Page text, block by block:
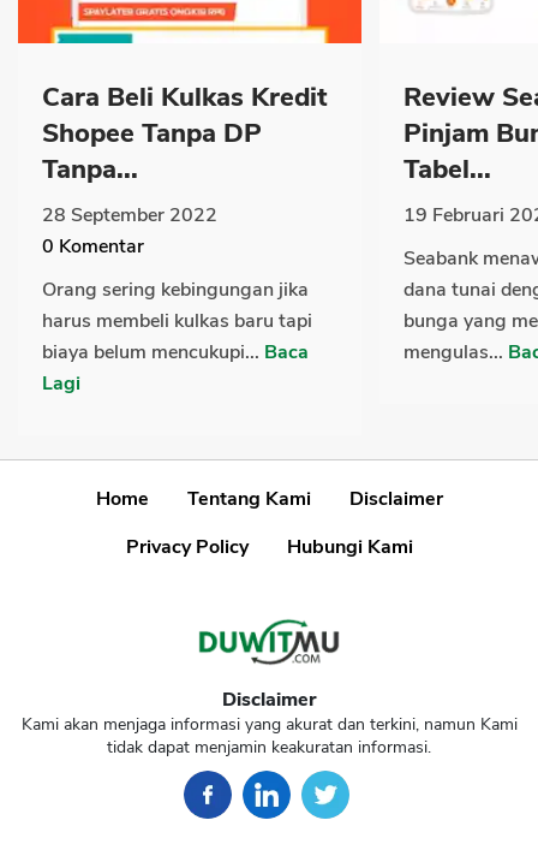
Cara Beli Kulkas Kredit
Shopee Tanpa DP
Tanpa...
28 September 2022
0 Komentar
Orang sering kebingungan jika
harus membeli kulkas baru tapi
biaya belum mencukupi... Baca
Lagi
Review
Pinjam
Tabel...
19 Februari
Seabank
dana tunai
bunga yang
mengulas...
Home Tentang Kami
Disclaimer
Privacy Policy
Hubungi Kami
Disclaimer
Kami akan menjaga informasi yang akurat dan terkini, namun Kami
tidak dapat menjamin keakuratan informasi.